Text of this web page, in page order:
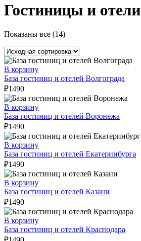
Гостиницы и отели
Показаны все (14)
В корзину
База гостиниц и отелей Волгограда
₽1490
В корзину
База гостиниц и отелей Воронежа
₽1490
В корзину
База гостиниц и отелей Екатеринбурга
₽1490
В корзину
База гостиниц и отелей Казани
₽1490
В корзину
База гостиниц и отелей Краснодара